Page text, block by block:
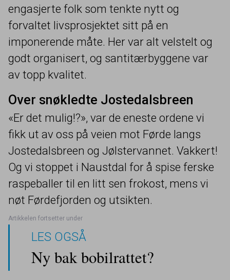
engasjerte folk som tenkte nytt og
forvaltet livsprosjektet sitt på en
imponerende måte. Her var alt velstelt og
godt organisert, og santitærbyggene var
av topp kvalitet.
Over snøkledte Jostedalsbreen
«Er det mulig!?», var de eneste ordene vi
fikk ut av oss på veien mot Førde langs
Jostedalsbreen og Jølstervannet. Vakkert!
Og vi stoppet i Naustdal for å spise ferske
raspeballer til en litt sen frokost, mens vi
nøt Førdefjorden og utsikten.
LES OGSÅ
Ny bak bobilrattet?